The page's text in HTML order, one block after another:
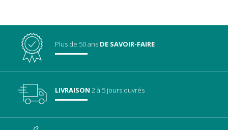
Plus de 50 ans DE SAVOIR-FAIRE
LIVRAISON 2 à 5 jours ouvrés